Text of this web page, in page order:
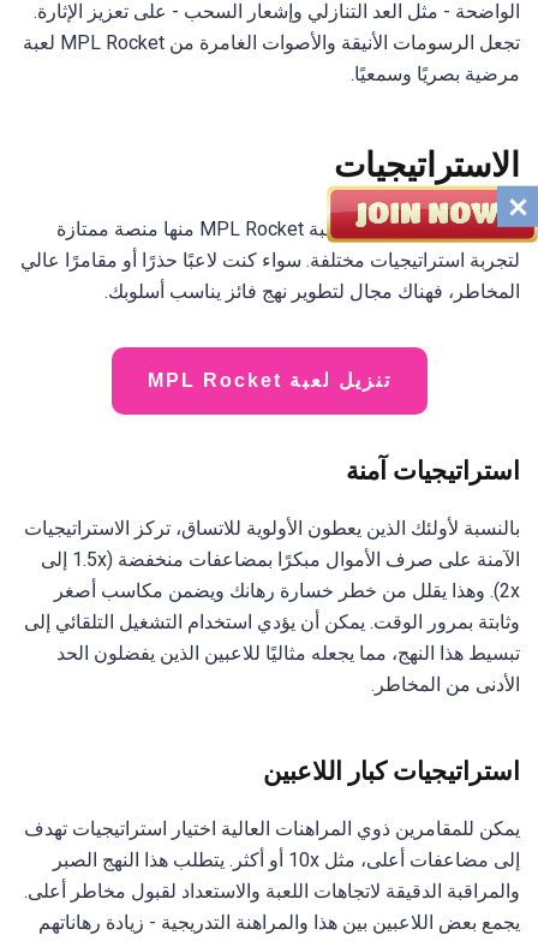
الواضحة - مثل العد التنازلي وإشعار السحب - على تعزيز الإثارة.
تجعل الرسومات الأنيقة والأصوات الغامرة من MPL Rocket لعبة
مرضية بصريًا وسمعيًا.
الاستراتيجيات
تجعل الآليات البسيطة للعبة MPL Rocket منها منصة ممتازة
لتجربة استراتيجيات مختلفة. سواء كنت لاعبًا حذرًا أو مقامرًا عالي
المخاطر، فهناك مجال لتطوير نهج فائز يناسب أسلوبك.
تنزيل لعبة MPL Rocket
استراتيجيات آمنة
بالنسبة لأولئك الذين يعطون الأولوية للاتساق، تركز الاستراتيجيات
الآمنة على صرف الأموال مبكرًا بمضاعفات منخفضة (1.5x إلى
2x). وهذا يقلل من خطر خسارة رهانك ويضمن مكاسب أصغر
وثابتة بمرور الوقت. يمكن أن يؤدي استخدام التشغيل التلقائي إلى
تبسيط هذا النهج، مما يجعله مثاليًا للاعبين الذين يفضلون الحد
الأدنى من المخاطر.
استراتيجيات كبار اللاعبين
يمكن للمقامرين ذوي المراهنات العالية اختيار استراتيجيات تهدف
إلى مضاعفات أعلى، مثل 10x أو أكثر. يتطلب هذا النهج الصبر
والمراقبة الدقيقة لاتجاهات اللعبة والاستعداد لقبول مخاطر أعلى.
يجمع بعض اللاعبين بين هذا والمراهنة التدريجية - زيادة رهاناتهم